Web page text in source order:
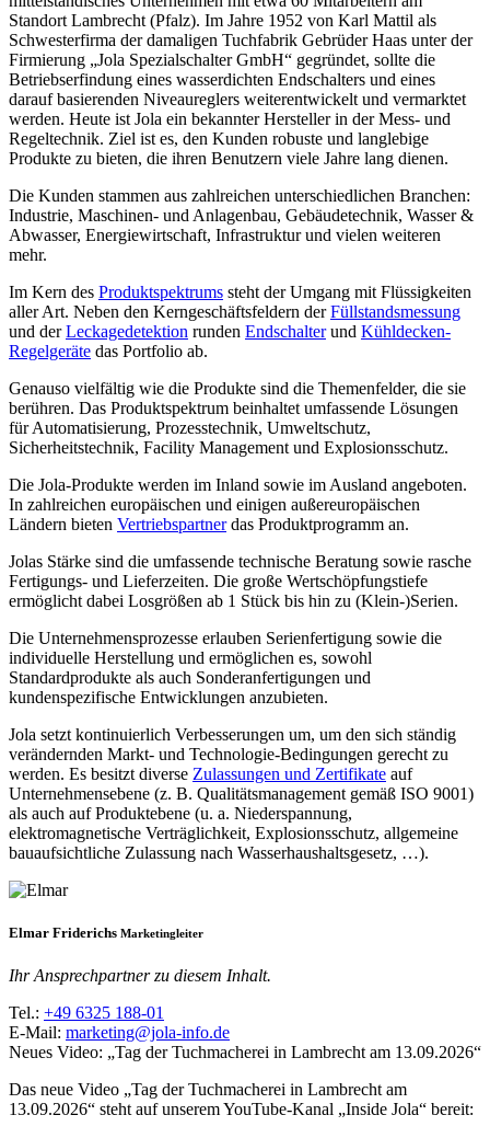
Standort Lambrecht (Pfalz). Im Jahre 1952 von Karl Mattil als
Schwesterfirma der damaligen Tuchfabrik Gebrüder Haas unter der
Firmierung „Jola Spezialschalter GmbH“ gegründet, sollte die
Betriebserfindung eines wasserdichten Endschalters und eines
darauf basierenden Niveaureglers weiterentwickelt und vermarktet
werden. Heute ist Jola ein bekannter Hersteller in der Mess- und
Regeltechnik. Ziel ist es, den Kunden robuste und langlebige
Produkte zu bieten, die ihren Benutzern viele Jahre lang dienen.
Die Kunden stammen aus zahlreichen unterschiedlichen Branchen:
Industrie, Maschinen- und Anlagenbau, Gebäudetechnik, Wasser &
Abwasser, Energiewirtschaft, Infrastruktur und vielen weiteren
mehr.
Im Kern des Produktspektrums steht der Umgang mit Flüssigkeiten
aller Art. Neben den Kerngeschäftsfeldern derFüllstandsmessung
und derLeckagedetektion runden Endschalterund Kühldecken-
Regelgeräte das Portfolio ab.
Genauso vielfältig wie die Produkte sind die Themenfelder, die sie
berühren. Das Produktspektrum beinhaltet umfassende Lösungen
für Automatisierung, Prozesstechnik, Umweltschutz,
Sicherheitstechnik, Facility Management und Explosionsschutz.
Die Jola-Produkte werden im Inland sowie im Ausland angeboten.
In zahlreichen europäischen und einigen außereuropäischen
Ländern bieten Vertriebspartnerdas Produktprogramm an.
Jolas Stärke sind die umfassende technische Beratung sowie rasche
Fertigungs- und Lieferzeiten. Die große Wertschöpfungstiefe
ermöglicht dabei Losgrößen ab 1 Stück bis hin zu (Klein-)Serien.
Die Unternehmensprozesse erlauben Serienfertigung sowie die
individuelle Herstellung und ermöglichen es, sowohl
Standardprodukte als auch Sonderanfertigungen und
kundenspezifische Entwicklungen anzubieten.
Jola setzt kontinuierlich Verbesserungen um, um den sich ständig
verändernden Markt- und Technologie-Bedingungen gerecht zu
werden. Es besitzt diverse Zulassungen und Zertifikate auf
Unternehmensebene (z. B. Qualitätsmanagement gemäß ISO 9001)
als auch auf Produktebene (u. a. Niederspannung,
elektromagnetische Verträglichkeit, Explosionsschutz, allgemeine
bauaufsichtliche Zulassung nach Wasserhaushaltsgesetz, …).
Elmar Friderichs Marketingleiter
Ihr Ansprechpartner zu diesem Inhalt.
Tel.: +49 6325 188-01
E-Mail: marketing@jola-info.de
Neues Video: „Tag der Tuchmacherei in Lambrecht am 13.09.2026“
Das neue Video „Tag der Tuchmacherei in Lambrecht am
13.09.2026“ steht auf unserem YouTube-Kanal „Inside Jola“ bereit: